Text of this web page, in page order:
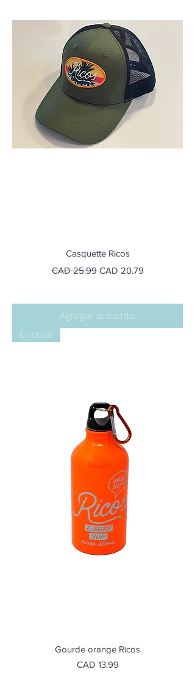
Casquette Ricos
Precio
CAD 25.99 Precio de oferta
CAD 20.79
Agregar al carrito
En Stock
Gourde orange Ricos
Precio
CAD 13.99